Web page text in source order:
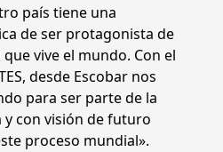
país tiene una
de ser protagonista de
vive el mundo. Con el
desde Escobar nos
para ser parte de la
con visión de futuro
proceso mundial».